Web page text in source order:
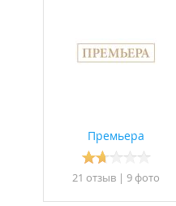
Премьера
21 отзыв | 9 фото